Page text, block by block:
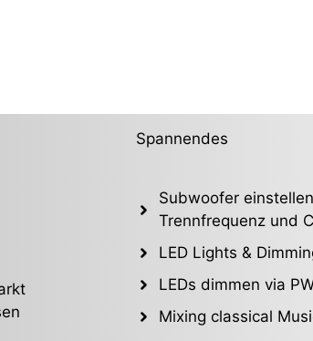
Spannendes
Subwoofer
Trennfrequenz und
LED Lights &
LEDs dimmen via
Mixing classical